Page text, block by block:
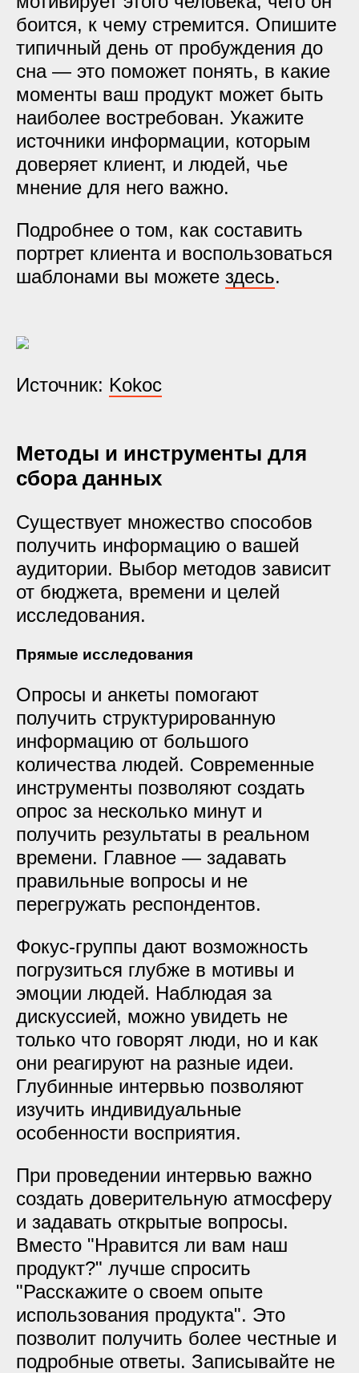
боится, к чему стремится. Опишите
типичный день от пробуждения до
сна — это поможет понять, в какие
моменты ваш продукт может быть
наиболее востребован. Укажите
источники информации, которым
доверяет клиент, и людей, чье
мнение для него важно.
Подробнее о том, как составить
портрет клиента и воспользоваться
шаблонами вы можете здесь.
Источник: Kokoc
Методы и инструменты для
сбора данных
Существует множество способов
получить информацию о вашей
аудитории. Выбор методов зависит
от бюджета, времени и целей
исследования.
Прямые исследования
Опросы и анкеты помогают
получить структурированную
информацию от большого
количества людей. Современные
инструменты позволяют создать
опрос за несколько минут и
получить результаты в реальном
времени. Главное — задавать
правильные вопросы и не
перегружать респондентов.
Фокус-группы дают возможность
погрузиться глубже в мотивы и
эмоции людей. Наблюдая за
дискуссией, можно увидеть не
только что говорят люди, но и как
они реагируют на разные идеи.
Глубинные интервью позволяют
изучить индивидуальные
особенности восприятия.
При проведении интервью важно
создать доверительную атмосферу
и задавать открытые вопросы.
Вместо "Нравится ли вам наш
продукт?" лучше спросить
"Расскажите о своем опыте
использования продукта". Это
позволит получить более честные и
подробные ответы. Записывайте не